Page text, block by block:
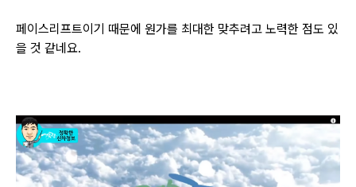
페이스리프트이기 때문에 원가를 최대한 맞추려고 노력한 점도 있
을 것 같네요.